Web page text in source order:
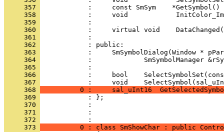
     357
     358
     359
     360
     361
     362
     363
     364
     365
     366
:     bool
     367
     368
0 :     sal_uInt16
     369
     370
     371
            :
     372
     373
0 : class SmShowChar : public